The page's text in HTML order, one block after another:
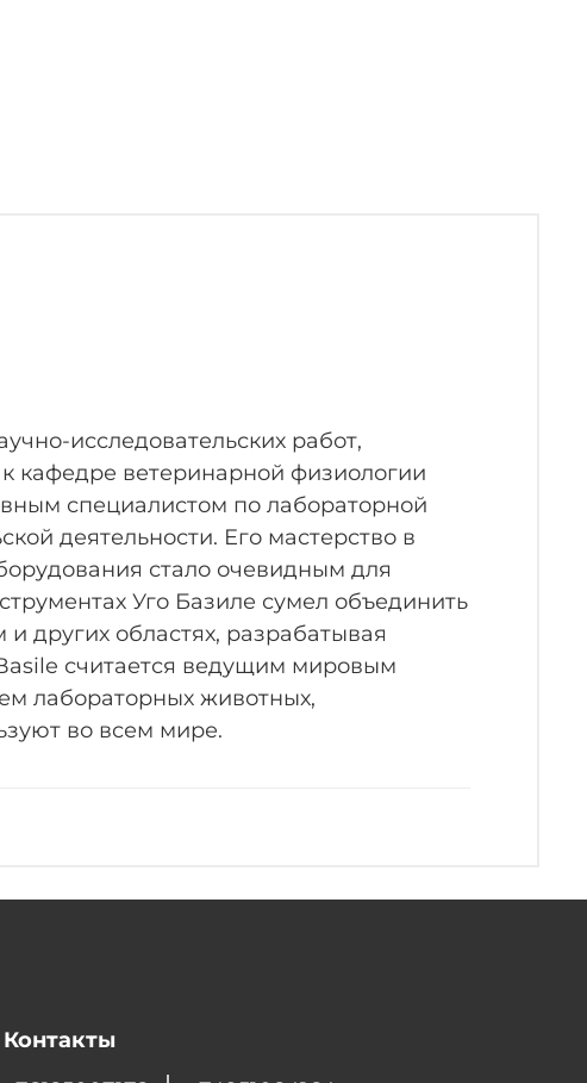
исследовательских работ,
кафедре ветеринарной физиологии
специалистом по лабораторной
деятельности. Его мастерство в
стало очевидным для
Уго Базиле сумел объединить
других областях, разрабатывая
считается ведущим мировым
лабораторных животных,
во всем мире.
Контакты